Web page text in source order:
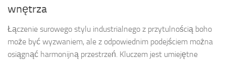
wnętrza
Łączenie surowego stylu industrialnego z przytulnością boho
może być wyzwaniem, ale z odpowiednim podejściem można
osiągnąć harmonijną przestrzeń. Kluczem jest umiejętne